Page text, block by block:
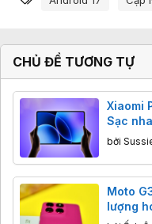
CHỦ ĐỀ TƯƠNG TỰ
Xiaomi
Sạc
bởi
Moto
lượng